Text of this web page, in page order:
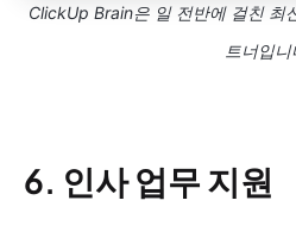
ClickUp Brain은 일 전반에 걸친 최
트너입니
6. 인사 업무 지원